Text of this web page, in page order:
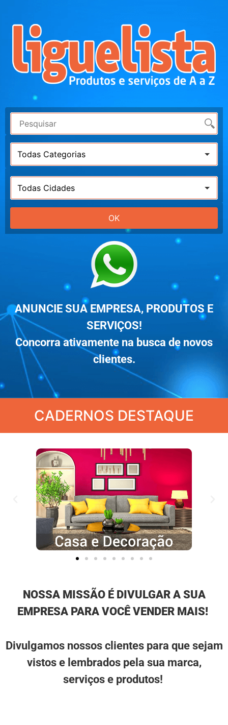
Todas Categorias
Todas Cidades
OK
ANUNCIE SUA EMPRESA, PRODUTOS E
SERVIÇOS!
Concorra ativamente na busca de novos
clientes.
CADERNOS DESTAQUE
NOSSA MISSÃO É DIVULGAR A SUA
EMPRESA PARA VOCÊ VENDER MAIS!
Divulgamos nossos clientes para que sejam
vistos e lembrados pela sua marca,
serviços e produtos!